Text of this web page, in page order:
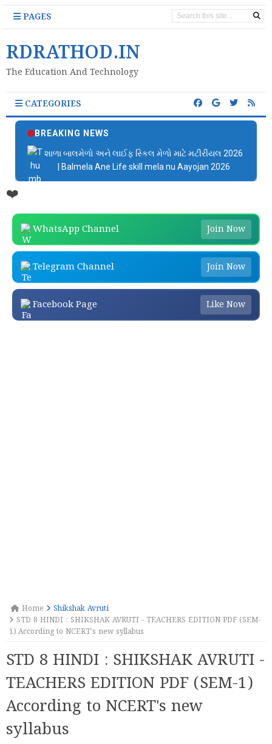
PAGES
RDRATHOD.IN
The Education And Technology
CATEGORIES
BREAKING NEWS
શાળા બાલમેળો અને લાઈફ સ્કિલ મેળો માટે મટીરીયલ 2026
| Balmela Ane Life skill mela nu Aayojan 2026
❤️
WhatsApp Channel Join Now
Telegram Channel Join Now
Facebook Page Like Now
Home
Shikshak Avruti
STD 8 HINDI : SHIKSHAK AVRUTI - TEACHERS EDITION PDF (SEM-
1) According to NCERT's new syllabus
STD 8 HINDI : SHIKSHAK AVRUTI -
TEACHERS EDITION PDF (SEM-1)
According to NCERT's new
syllabus